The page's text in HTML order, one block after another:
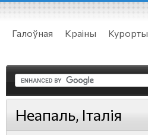
Галоўная Краіны Курорты
Неапаль, Італія